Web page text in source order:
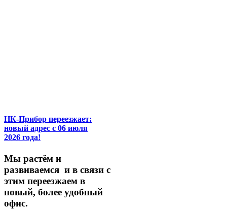
НК-Прибор переезжает:
новый адрес с 06 июля
2026 года!
Мы растём и
развиваемся и в связи с
этим переезжаем в
новый, более удобный
офис.